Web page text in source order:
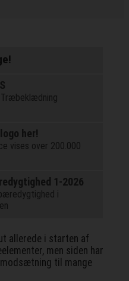
her!
vises over 200.000
1-2026
i
allerede i starten af
men siden har
til mange